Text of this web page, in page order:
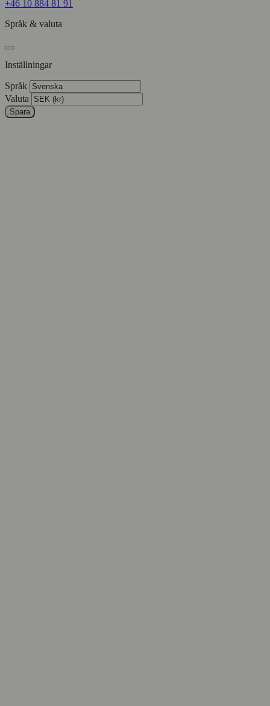
+46 10 884 81 91
Språk & valuta
Inställningar
Språk
Valuta
Spara